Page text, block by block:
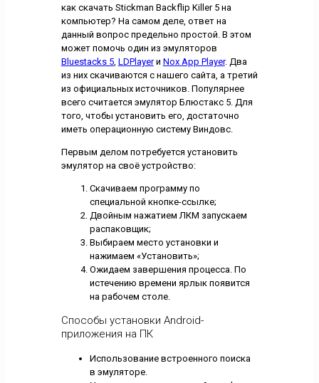
как скачать Stickman Backflip Killer 5 на
компьютер? На самом деле, ответ на
данный вопрос предельно простой. В этом
может помочь один из эмуляторов
Bluestacks 5, LDPlayerи Nox App Player. Два
из них скачиваются с нашего сайта, а третий
из официальных источников. Популярнее
всего считается эмулятор Блюстакс 5. Для
того, чтобы установить его, достаточно
иметь операционную систему Виндовс.
Первым делом потребуется установить
эмулятор на своё устройство:
Скачиваем программу по
специальной кнопке-ссылке;
Двойным нажатием ЛКМ запускаем
распаковщик;
Выбираем место установки и
нажимаем «Установить»;
Ожидаем завершения процесса. По
истечению времени ярлык появится
на рабочем столе.
Способы установки Android-
приложения на ПК
Использование встроенного поиска
в эмуляторе.